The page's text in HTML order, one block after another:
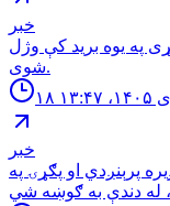
خبر
په یوه برید کې وژل
شوی.
خبر
پرېنږدي او پګړۍ په